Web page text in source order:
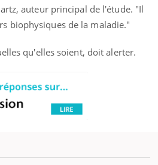
auteur principal de l'étude. "Il
biophysiques de la maladie."
qu'elles soient, doit alerter.